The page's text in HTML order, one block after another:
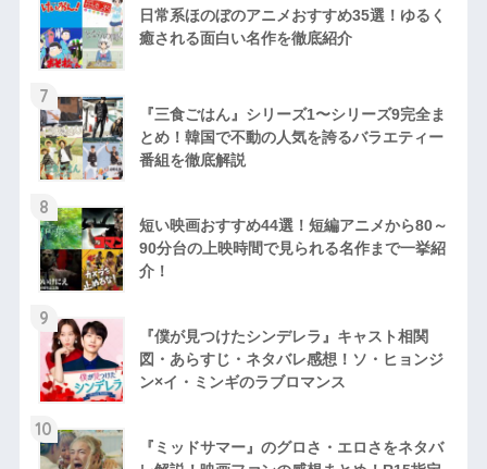
日常系ほのぼのアニメおすすめ35選！ゆるく
癒される面白い名作を徹底紹介
7
『三食ごはん』シリーズ1〜シリーズ9完全ま
とめ！韓国で不動の人気を誇るバラエティー
番組を徹底解説
8
短い映画おすすめ44選！短編アニメから80～
90分台の上映時間で見られる名作まで一挙紹
介！
9
『僕が見つけたシンデレラ』キャスト相関
図・あらすじ・ネタバレ感想！ソ・ヒョンジ
ン×イ・ミンギのラブロマンス
10
『ミッドサマー』のグロさ・エロさをネタバ